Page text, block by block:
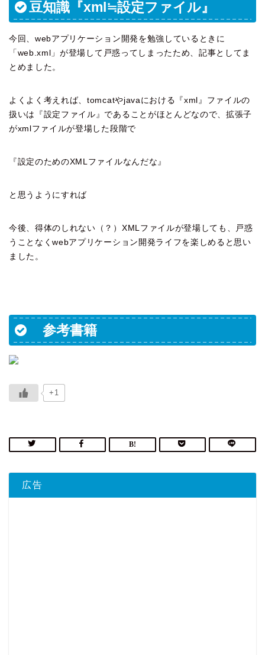
豆知識『xml≒設定ファイル』
今回、webアプリケーション開発を勉強しているときに
「web.xml」が登場して戸惑ってしまったため、記事としてま
とめました。
よくよく考えれば、tomcatやjavaにおける『xml』ファイルの
扱いは『設定ファイル』であることがほとんどなので、拡張子
がxmlファイルが登場した段階で
『設定のためのXMLファイルなんだな』
と思うようにすれば
今後、得体のしれない（？）XMLファイルが登場しても、戸惑
うことなくwebアプリケーション開発ライフを楽しめると思い
ました。
参考書籍
+1
広告